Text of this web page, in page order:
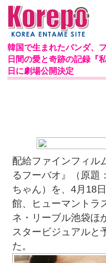
韓国で生まれたパンダ、
日間の愛と奇跡の記録『
日に劇場公開決定
配給ファインフィル
るフーバオ』（原題
ちゃん）を、4月18
館、ヒューマントラ
ネ・リーブル池袋ほ
スタービジュアルと
た。